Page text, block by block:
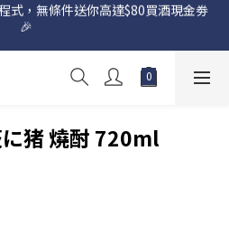
即享免費送貨服務📦
🎉
猪 燒酎 720ml